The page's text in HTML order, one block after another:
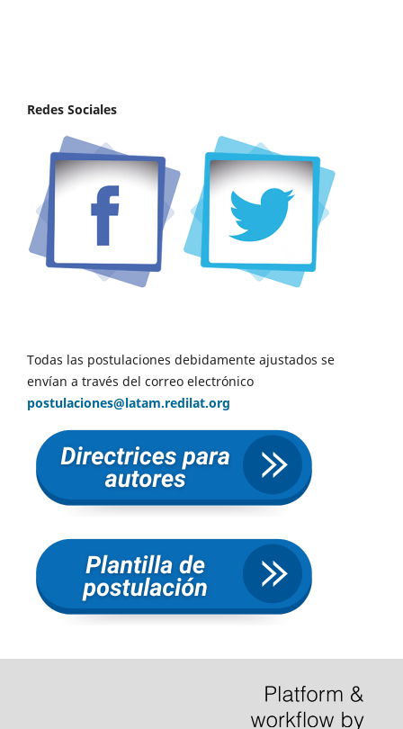
Redes Sociales
Todas las postulaciones debidamente ajustados se
envían a través del correo electrónico
postulaciones@latam.redilat.org